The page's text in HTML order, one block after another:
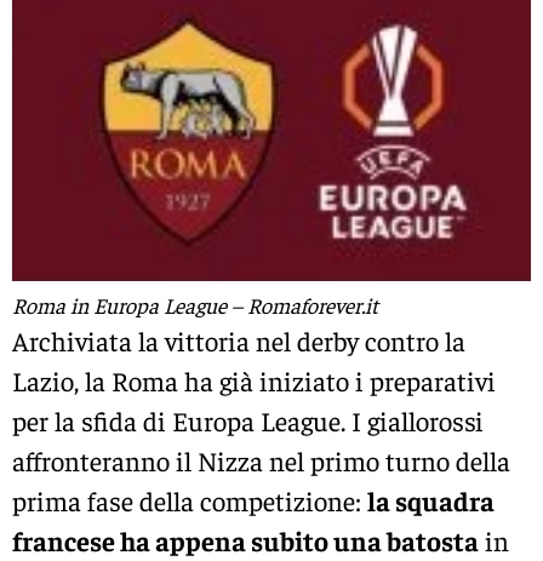
Roma in Europa League – Romaforever.it
Archiviata la vittoria nel derby contro la
Lazio, la Roma ha già iniziato i preparativi
per la sfida di Europa League. I giallorossi
affronteranno il Nizza nel primo turno della
prima fase della competizione: la squadra
francese ha appena subito una batostain